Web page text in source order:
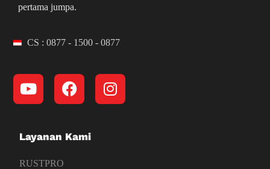
pertama jumpa.
CS : 0877 - 1500 - 0877
Layanan Kami
RUSTPRO